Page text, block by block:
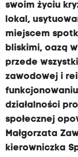
swoim życiu
lokal,
miejscem
bliskimi, oazą
przede
zawodowej i
działalności
społecznej
Małgorzata
kierowniczka